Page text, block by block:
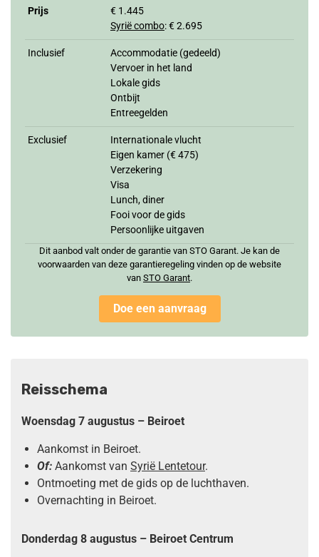
Prijs
€ 1.445
Syrië combo: € 2.695
Inclusief
Accommodatie (gedeeld)
Vervoer in het land
Lokale gids
Ontbijt
Entreegelden
Exclusief
Internationale vlucht
Eigen kamer (€ 475)
Verzekering
Visa
Lunch, diner
Fooi voor de gids
Persoonlijke uitgaven
Dit aanbod valt onder de garantie van STO Garant. Je kan de
voorwaarden van deze garantieregeling vinden op de website
van STO Garant.
Doe een aanvraag
Reisschema
Woensdag 7 augustus – Beiroet
Aankomst in Beiroet.
Of: Aankomst van Syrië Lentetour.
Ontmoeting met de gids op de luchthaven.
Overnachting in Beiroet.
Donderdag 8 augustus – Beiroet Centrum